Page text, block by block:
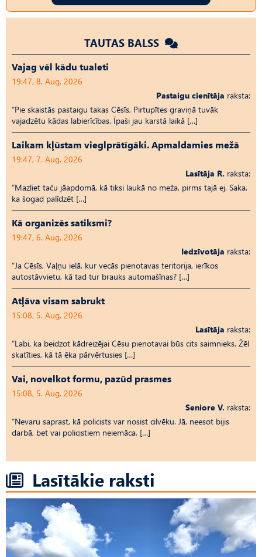
TAUTAS BALSS
Vajag vēl kādu tualeti
19:47, 8. Aug, 2026
Pastaigu cienītāja raksta:
“Pie skaistās pastaigu takas Cēsīs, Pirtupītes graviņā tuvāk
vajadzētu kādas labierīcības. Īpaši jau karstā laikā […]
Laikam kļūstam vieglprātīgāki. Apmaldamies mežā
19:47, 7. Aug, 2026
Lasītāja R. raksta:
“Mazliet taču jāapdomā, kā tiksi laukā no meža, pirms tajā ej. Saka,
ka šogad palīdzēt […]
Kā organizēs satiksmi?
19:47, 6. Aug, 2026
Iedzīvotāja raksta:
“Ja Cēsīs, Vaļņu ielā, kur vecās pienotavas teritorija, ierīkos
autostāvvietu, kā tad tur brauks automašīnas? […]
Atļāva visam sabrukt
15:08, 5. Aug, 2026
Lasītāja raksta:
“Labi, ka beidzot kādreizējai Cēsu pienotavai būs cits saimnieks. Žēl
skatīties, kā tā ēka pārvērtusies […]
Vai, novelkot formu, pazūd prasmes
15:08, 5. Aug, 2026
Seniore V. raksta:
“Nevaru saprast, kā policists var nosist cilvēku. Jā, neesot bijis
darbā, bet vai policistiem neiemāca, […]
Lasītākie raksti